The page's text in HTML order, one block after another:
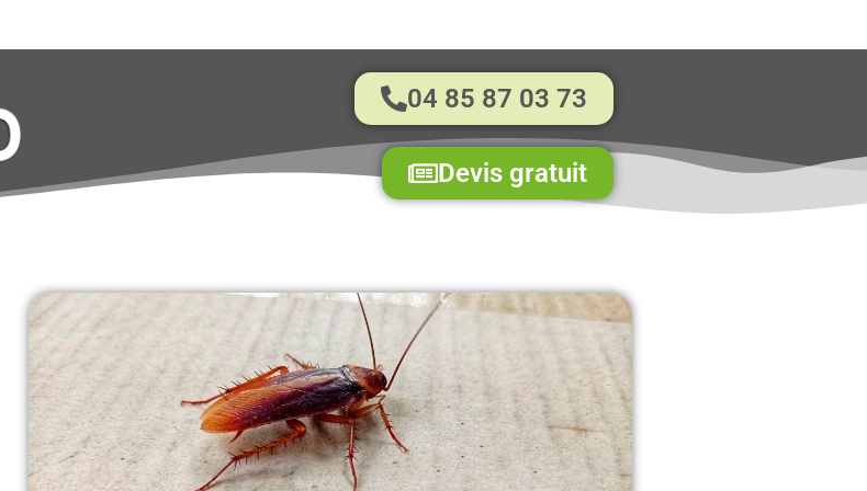
04 85 87 03 73
Devis gratuit